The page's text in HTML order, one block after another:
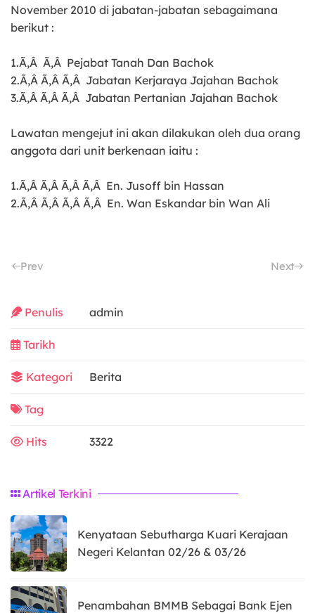
November 2010 di jabatan-jabatan sebagaimana
berikut :
1.Ã‚Â Ã‚Â Pejabat Tanah Dan Bachok
2.Ã‚Â Ã‚Â Ã‚Â Jabatan Kerjaraya Jajahan Bachok
3.Ã‚Â Ã‚Â Ã‚Â Jabatan Pertanian Jajahan Bachok
Lawatan mengejut ini akan dilakukan oleh dua orang
anggota dari unit berkenaan iaitu :
1.Ã‚Â Ã‚Â Ã‚Â Ã‚Â En. Jusoff bin Hassan
2.Ã‚Â Ã‚Â Ã‚Â Ã‚Â En. Wan Eskandar bin Wan Ali
Prev Next
Penulis admin
Tarikh
Kategori Berita
Tag
Hits 3322
Artikel Terkini
Kenyataan Sebutharga Kuari Kerajaan
Negeri Kelantan 02/26 & 03/26
Penambahan BMMB Sebagai Bank Ejen